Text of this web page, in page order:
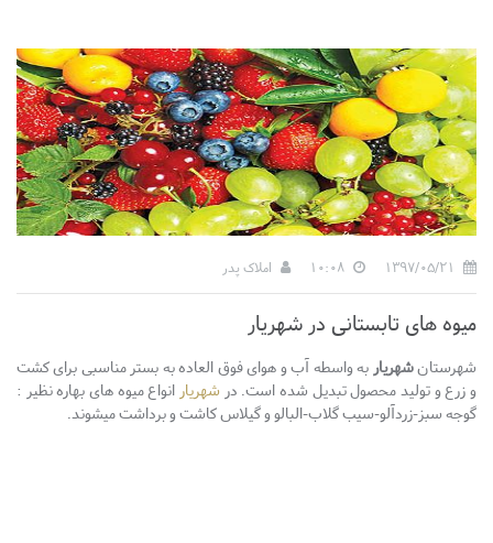
املاک پدر
میوه های تابستانی در شهریار
شهرستانشهریار به واسطه آب و هوای فوق العاده به بستر مناسبی برای کشت
و زرع و تولید محصول تبدیل شده است. در شهریار انواع میوه های بهاره نظیر :
گوجه سبز-زردآلو-سیب گلاب-البالو و گیلاس کاشت و برداشت میشوند.